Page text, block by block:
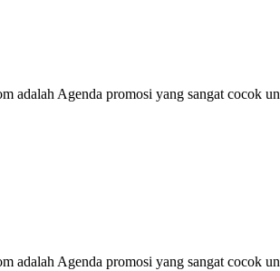
Agenda promosi yang sangat cocok
Agenda promosi yang sangat cocok